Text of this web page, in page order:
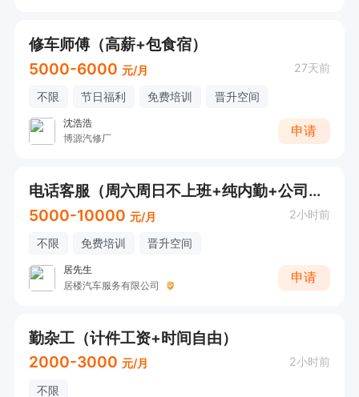
修车师傅（高薪+包食宿）
5000-6000 元/月 27天前
不限 节日福利 免费培训 晋升空间
沈浩浩
博源汽修厂
申请
电话客服（周六周日不上班+纯内勤+公司提供资源）
5000-10000 元/月 2小时前
不限 免费培训 晋升空间
居先生
居楼汽车服务有限公司
申请
勤杂工（计件工资+时间自由）
2000-3000 元/月 2小时前
不限